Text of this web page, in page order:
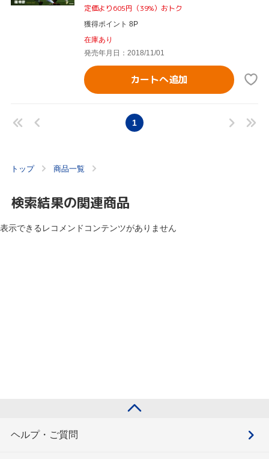
定価より605円（39%）おトク
獲得ポイント 8P
在庫あり
発売年月日：2018/11/01
カートへ追加
1
トップ 商品一覧
検索結果の関連商品
表示できるレコメンドコンテンツがありません
ヘルプ・ご質問